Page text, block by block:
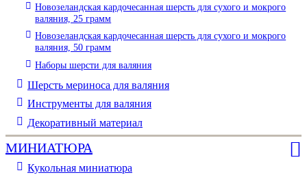
Новозеландская кардочесанная шерсть для сухого и мокрого
валяния, 25 грамм
Новозеландская кардочесанная шерсть для сухого и мокрого
валяния, 50 грамм
Наборы шерсти для валяния
Шерсть мериноса для валяния
Инструменты для валяния
Декоративный материал
МИНИАТЮРА
Кукольная миниатюра